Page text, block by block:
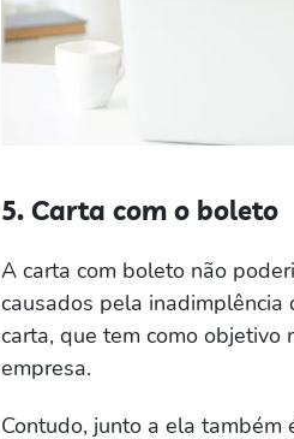
5. Carta com o boleto
A carta com boleto não
causados pela inadimplência
carta, que tem como objetivo
empresa.
Contudo, junto a ela